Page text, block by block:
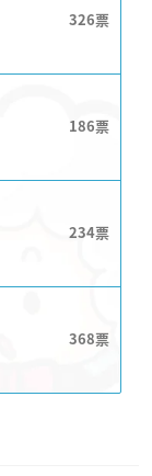
326
186
234
368